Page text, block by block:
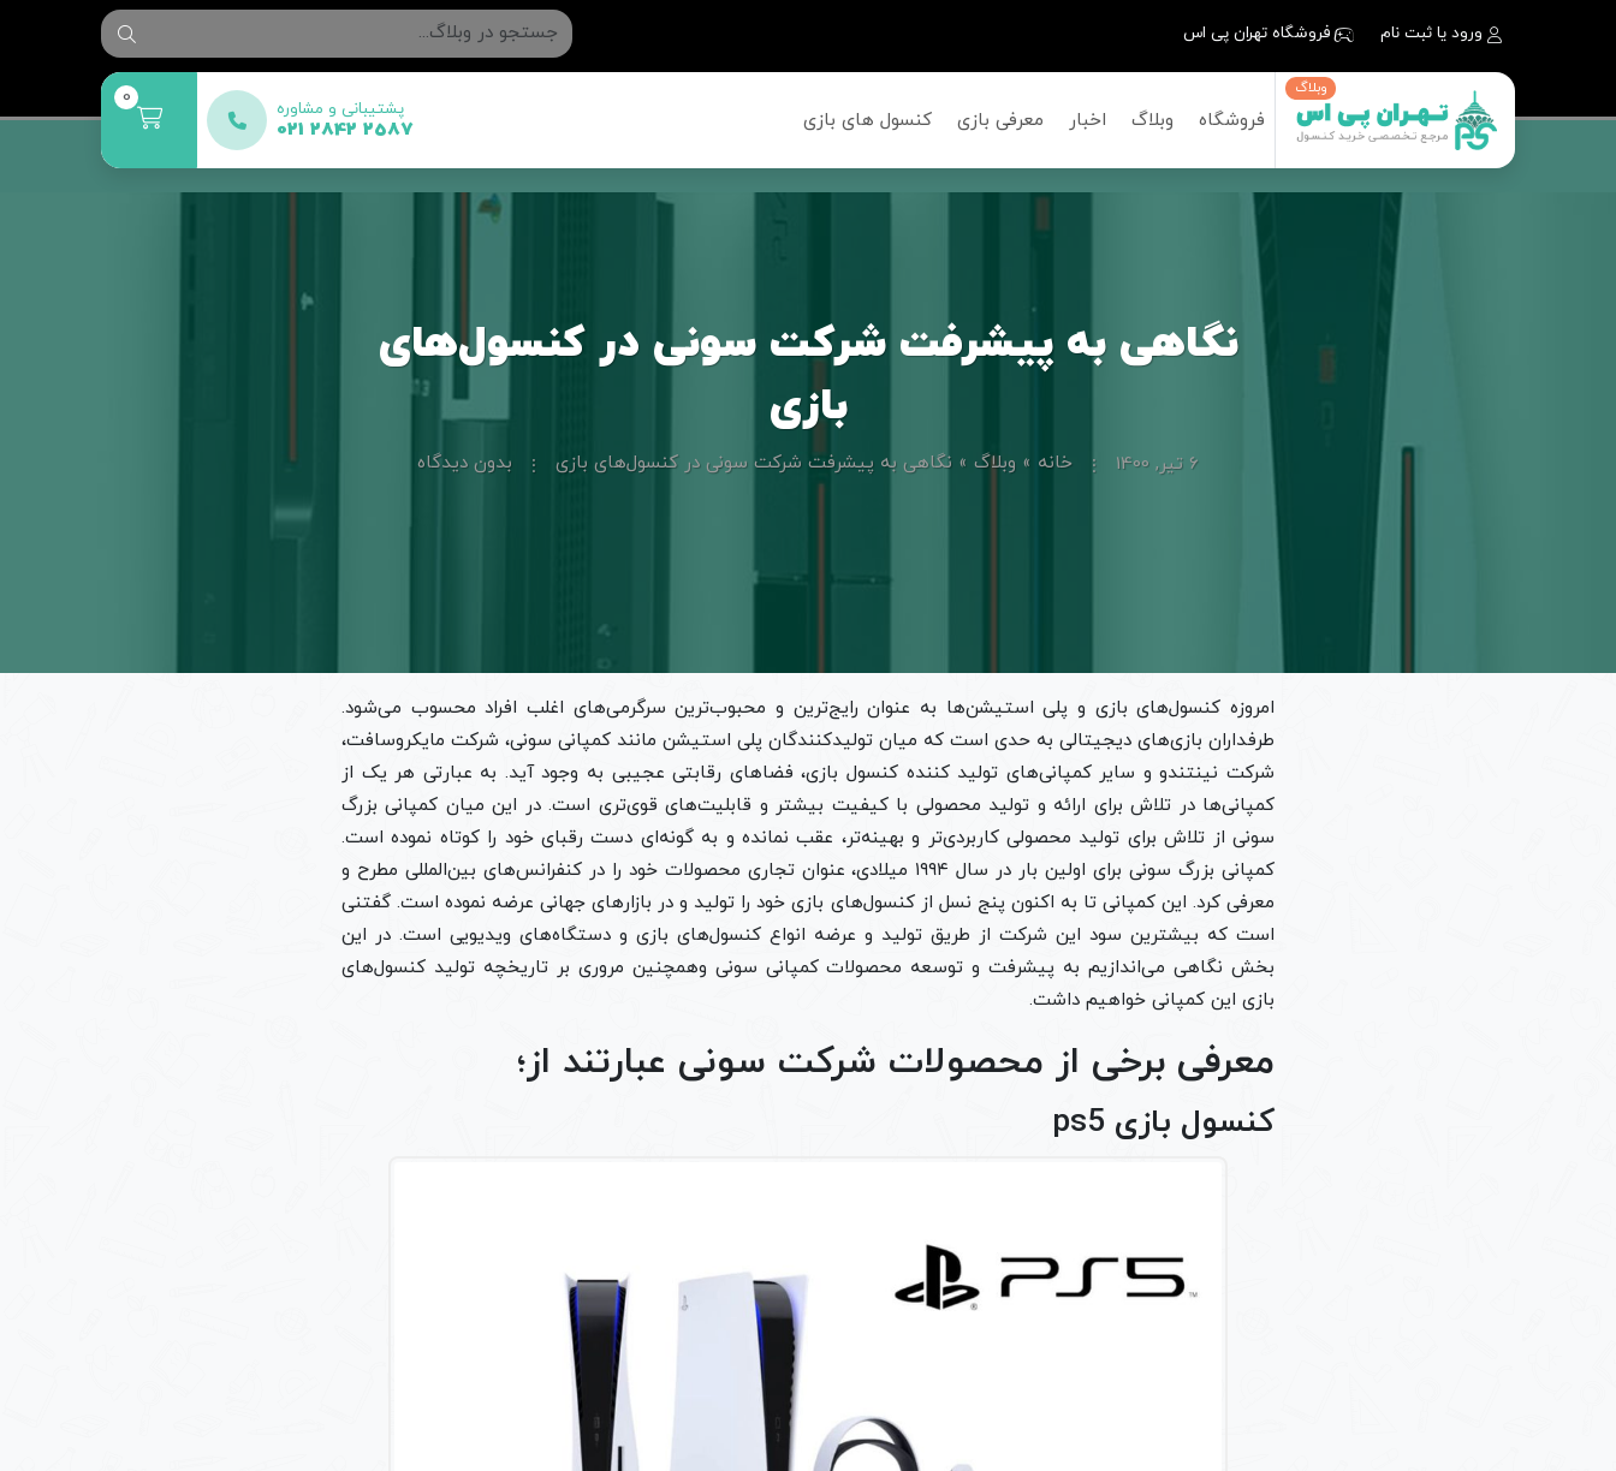
ورود یا ثبت نام فروشگاه تهران پی اس
وبلاگ
فروشگاه وبلاگ اخبار معرفی بازی کنسول های بازی پشتیبانی و مشاوره
021 2842 2587
0
نگاهی به پیشرفت شرکت سونی در کنسول‌های
بازی
6 تیر, 1400 خانه » وبلاگ » نگاهی به پیشرفت شرکت سونی در کنسول‌های بازی بدون دیدگاه
امروزه کنسول‌های بازی و پلی استیشن‌ها به عنوان رایج‌ترین و محبوب‌ترین سرگرمی‌های اغلب افراد محسوب می‌شود.
طرفداران بازی‌های دیجیتالی به حدی است که میان تولیدکنندگان پلی استیشن مانند کمپانی سونی، شرکت مایکروسافت،
شرکت نینتندو و سایر کمپانی‌های تولید کننده کنسول بازی، فضاهای رقابتی عجیبی به وجود آید. به عبارتی هر یک از
کمپانی‌ها در تلاش برای ارائه و تولید محصولی با کیفیت بیشتر و قابلیت‌های قوی‌تری است. در این میان کمپانی بزرگ
سونی از تلاش برای تولید محصولی کاربردی‌تر و بهینه‌تر، عقب نمانده و به گونه‌ای دست رقبای خود را کوتاه نموده است.
کمپانی بزرگ سونی برای اولین بار در سال ۱۹۹۴ میلادی، عنوان تجاری محصولات خود را در کنفرانس‌های بین‌المللی مطرح و
معرفی کرد. این کمپانی تا به اکنون پنج نسل از کنسول‌های بازی خود را تولید و در بازارهای جهانی عرضه نموده است. گفتنی
است که بیشترین سود این شرکت از طریق تولید و عرضه انواع کنسول‌های بازی و دستگاه‌های ویدیویی است. در این
بخش نگاهی می‌اندازیم به پیشرفت و توسعه محصولات کمپانی سونی وهمچنین مروری بر تاریخچه تولید کنسول‌های
بازی این کمپانی خواهیم داشت.
معرفی برخی از محصولات شرکت سونی عبارتند از؛
کنسول بازی ps5